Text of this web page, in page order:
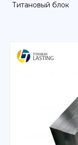
Титановый блок